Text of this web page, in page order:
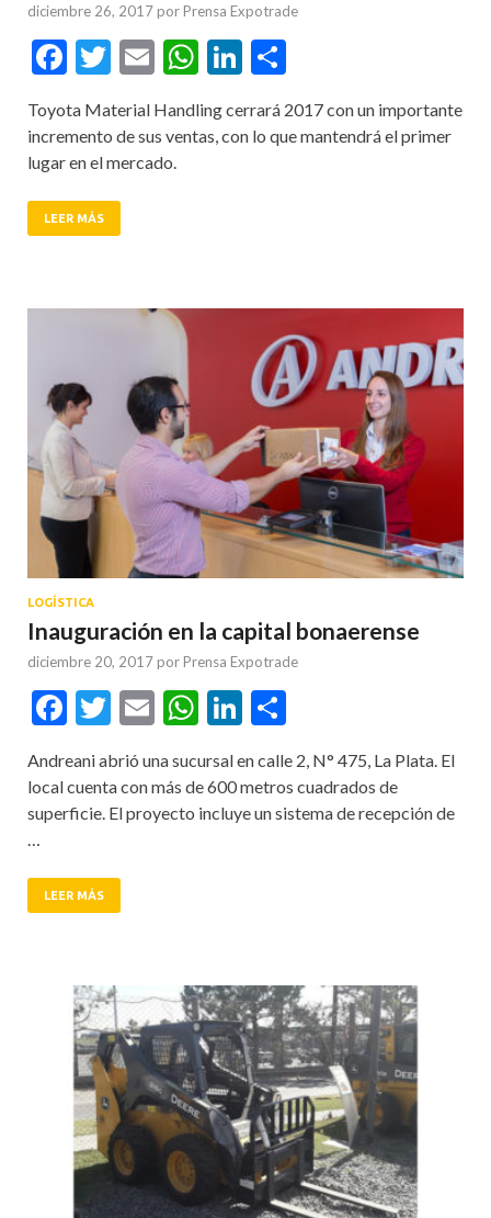
diciembre 26, 2017 por Prensa Expotrade
Facebook
Twitter
EmailWhatsApp
LinkedIn
Toyota Material Handling cerrará 2017 con un importante
incremento de sus ventas, con lo que mantendrá el primer
lugar en el mercado.
LEER MÁS
LOGÍSTICA
Inauguración en la capital bonaerense
diciembre 20, 2017 por Prensa Expotrade
Facebook
Twitter
EmailWhatsApp
LinkedIn
Andreani abrió una sucursal en calle 2, N° 475, La Plata. El
local cuenta con más de 600 metros cuadrados de
superficie. El proyecto incluye un sistema de recepción de
…
LEER MÁS